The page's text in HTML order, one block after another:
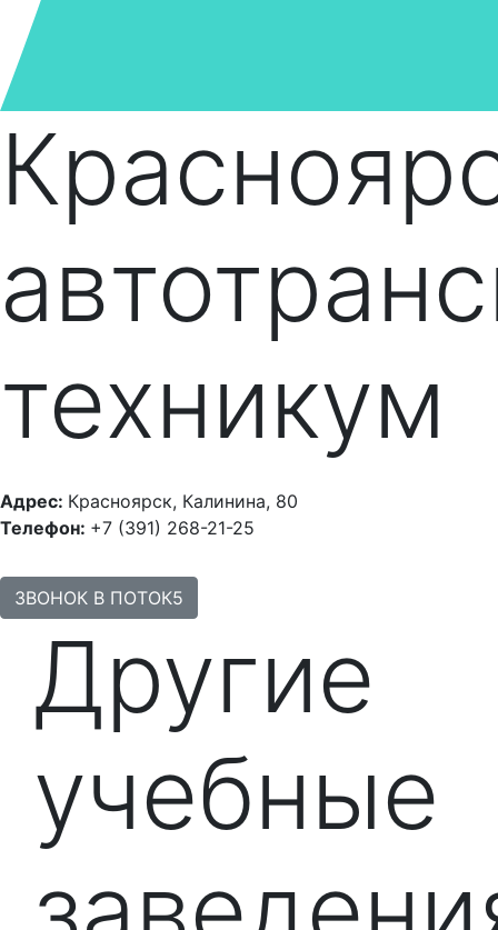
техникум
Адрес: Красноярск, Калинина, 80
Телефон: +7 (391) 268-21-25
ЗВОНОК В ПОТОК5
Другие
учебные